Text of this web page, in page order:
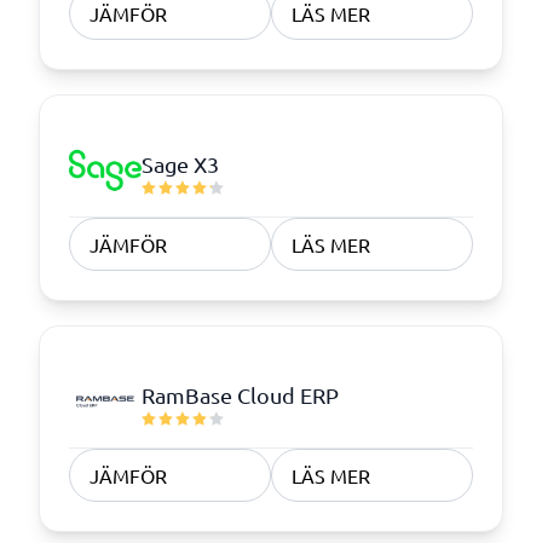
JÄMFÖR LÄS MER
Sage X3
JÄMFÖR LÄS MER
RamBase Cloud ERP
JÄMFÖR LÄS MER